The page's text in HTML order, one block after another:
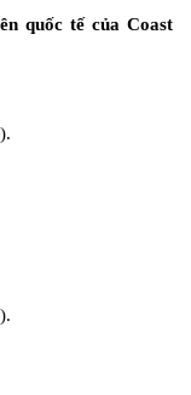
quốc tế của Coast